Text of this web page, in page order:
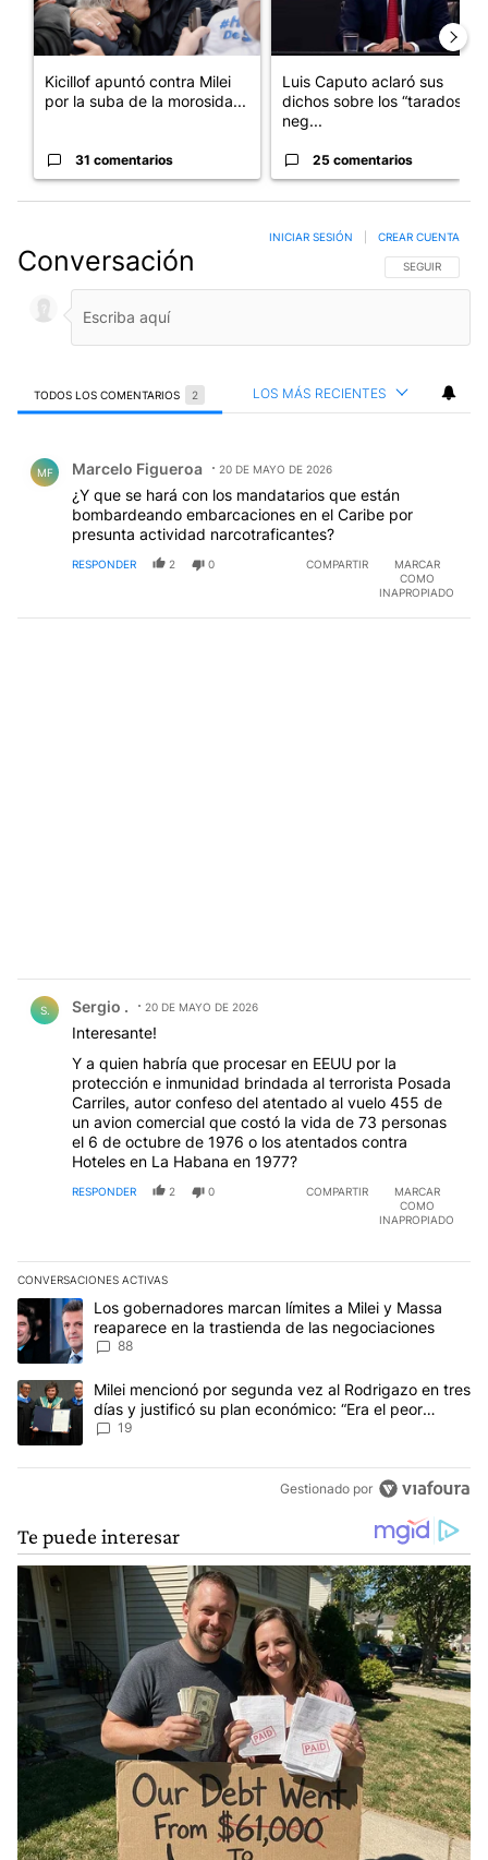
Kicillof apuntó contra Milei
por la suba de la morosida...
31 comentarios
Luis Caputo aclaró sus
dichos sobre los “tarados” y
neg...
25 comentarios
Conversación SIGA ESTA
SEGUIR
INICIAR SESIÓN CREAR CUENTA
TODOS LOS COMENTARIOS 2 LOS MÁS RECIENTES
MF Marcelo Figueroa 20 DE MAYO DE 2026
¿Y que se hará con los mandatarios que están
bombardeando embarcaciones en el Caribe por
presunta actividad narcotraficantes?
RESPONDER 2 0 COMPARTIR
MARCAR
COMO
INAPROPIADO
S. Sergio . 20 DE MAYO DE 2026
Interesante!
Y a quien habría que procesar en EEUU por la
protección e inmunidad brindada al terrorista Posada
Carriles, autor confeso del atentado al vuelo 455 de
un avion comercial que costó la vida de 73 personas
el 6 de octubre de 1976 o los atentados contra
Hoteles en La Habana en 1977?
RESPONDER 2 0 COMPARTIR
MARCAR
COMO
INAPROPIADO
CONVERSACIONES ACTIVAS
Este listado muestra los artículos con más comentarios en los
Un artículo de tendencia con el título "Los gobernadores
Los gobernadores marcan límites a Milei y Massa
reaparece en la trastienda de las negociaciones
88
Un artículo de tendencia con el título "Milei mencionó por
Milei mencionó por segunda vez al Rodrigazo en tres
días y justificó su plan económico: “Era el peor
escenario posible”
19
Gestionado por